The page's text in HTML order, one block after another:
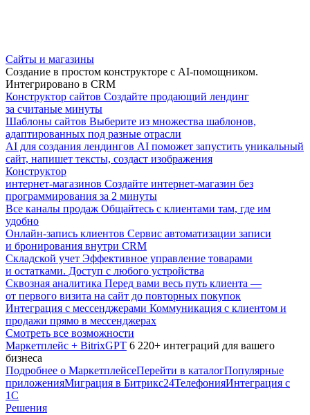
Сайты и магазины
Создание в простом конструкторе с AI-помощником.
Интегрировано в CRM
Конструктор сайтов Создайте продающий лендинг
за считаные минуты
Шаблоны сайтов Выберите из множества шаблонов,
адаптированных под разные отрасли
AI для создания лендингов AI поможет запустить уникальный
сайт, напишет тексты, создаст изображения
Конструктор
интернет-магазинов Создайте интернет-магазин без
программирования за 2 минуты
Все каналы продаж Общайтесь с клиентами там, где им
удобно
Онлайн-запись клиентов Сервис автоматизации записи
и бронирования внутри CRM
Складской учет Эффективное управление товарами
и остатками. Доступ с любого устройства
Сквозная аналитика Перед вами весь путь клиента —
от первого визита на сайт до повторных покупок
Интеграция с мессенджерами Коммуникация с клиентом и
продажи прямо в мессенджерах
Смотреть все возможности
Маркетплейс + BitrixGPT 6 220+ интеграций для вашего
бизнеса
Подробнее о МаркетплейсеПерейти в каталогПопулярные
приложенияМиграция в Битрикс24ТелефонияИнтеграция с
1С
Решения